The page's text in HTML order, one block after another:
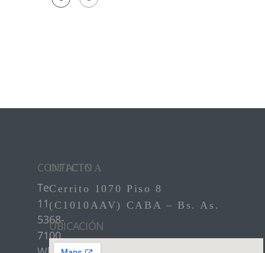
CONTACTO
Teléfono:+54
11
5368-
7100
OFICINA
Cerrito 1070 Piso 8
(C1010AAV) CABA – Bs. As.
UBICACIÓN